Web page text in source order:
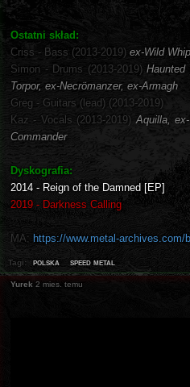
Ostatni skład:
Criss - Bass (2013-2019) ex-Wild
Simon - Drums (2013-2019) Haunted
Torpor, ex-Necrömanzer, ex-Armagh
Greg - Guitars (lead) (2013-2019)
Kaz - Vocals (2013-2019)Aquilla,
Commander
Dyskografia:
2014 - Reign of the Damned [EP]
2019 - Darkness Calling
MA: https://www.metal-archives.com/
Tagi: polska speed metal
Yurek 2 mies. temu